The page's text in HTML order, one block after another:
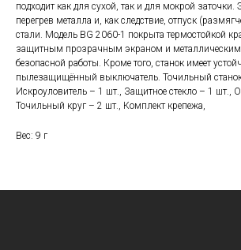
подходит как для сухой, так и для мокрой заточки.
перегрев металла и, как следствие, отпуск
стали. Модель BG 2060-1 покрыта термостойкой
защитным прозрачным экраном и
безопасной работы. Кроме того, станок имеет
пылезащищённый выключатель. Точильный
Искроуловитель – 1 шт., Защитное стекло – 1 шт.,
Точильный круг – 2 шт., Комплект крепежа,
Вес: 9 г